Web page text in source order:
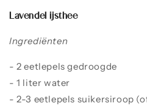
Lavendel ijsthee
Ingrediënten
- 2 eetlepels gedroogde
- 1 liter water
- 2-3 eetlepels suikersiroop